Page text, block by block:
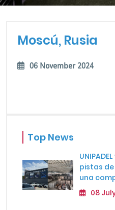
Moscú, Rusia
06 November 2024
Top News
pistas
una
08